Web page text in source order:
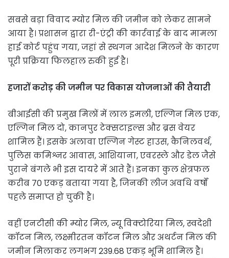
सबसे बड़ा विवाद म्योर मिल की जमीन को लेकर सामने
आया है। प्रशासन द्वारा री-एंट्री की कार्रवाई के बाद मामला
हाई कोर्ट पहुंच गया, जहां से स्थगन आदेश मिलने के कारण
पूरी प्रक्रिया फिलहाल रुकी हुई है।
हजारों करोड़ की जमीन पर विकास योजनाओं की तैयारी
बीआईसी की प्रमुख मिलों में लाल इमली, एल्गिन मिल एक,
एल्गिन मिल दो, कानपुर टेक्सटाइल्स और ब्रस वेयर
शामिल हैं। इसके अलावा एल्गिन गेस्ट हाउस, कैनिलवर्थ,
पुलिस कमिश्नर आवास, आशियाना, एवरस्ले और डेल जैसे
पुराने बंगले भी इस दायरे में आते हैं। इनका कुल क्षेत्रफल
करीब 70 एकड़ बताया गया है, जिनकी लीज अवधि वर्षों
पहले समाप्त हो चुकी है।
वहीं एनटीसी की म्योर मिल, न्यू विक्टोरिया मिल, स्वदेशी
कॉटन मिल, लक्ष्मीरतन कॉटन मिल और अथर्टन मिल की
जमीन मिलाकर लगभग 239.68 एकड़ भूमि शामिल है।